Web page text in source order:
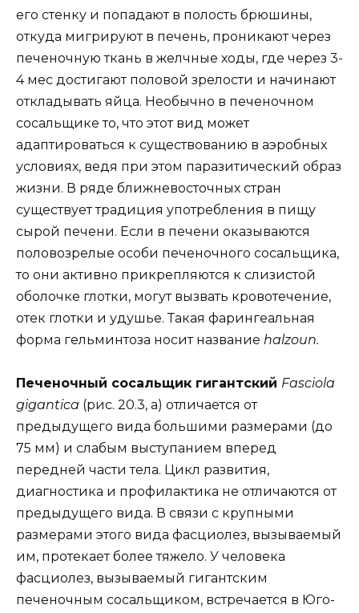
его стенку и попадают в полость брюшины,
откуда мигрируют в печень, проникают через
печеночную ткань в желчные ходы, где через 3-
4 мес достигают половой зрелости и начинают
откладывать яйца. Необычно в печеночном
сосальщике то, что этот вид может
адаптироваться к существованию в аэробных
условиях, ведя при этом паразитический образ
жизни. В ряде ближневосточных стран
существует традиция употребления в пищу
сырой печени. Если в печени оказываются
половозрелые особи печеночного сосальщика,
то они активно прикрепляются к слизистой
оболочке глотки, могут вызвать кровотечение,
отек глотки и удушье. Такая фарингеальная
форма гельминтоза носит название halzoun.
Печеночный сосальщик гигантский Fasciola
gigantica (рис. 20.3, а) отличается от
предыдущего вида большими размерами (до
75 мм) и слабым выступанием вперед
передней части тела. Цикл развития,
диагностика и профилактика не отличаются от
предыдущего вида. В связи с крупными
размерами этого вида фасциолез, вызываемый
им, протекает более тяжело. У человека
фасциолез, вызываемый гигантским
печеночным сосальщиком, встречается в Юго-